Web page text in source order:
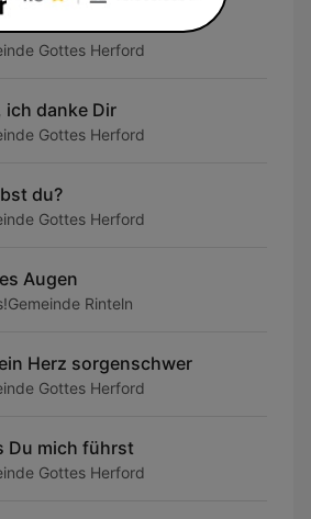
Gottes Herford
ich danke Dir
Gottes Herford
du?
Gottes Herford
Augen
Rinteln
Herz sorgenschwer
Gottes Herford
Du mich führst
Gottes Herford